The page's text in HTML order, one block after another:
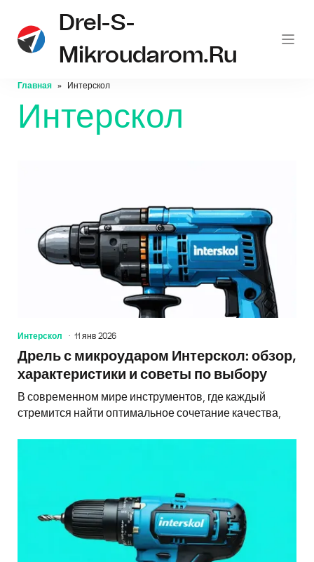
Drel-S-
Mikroudarom.ru
Главная Интерскол
Интерскол
Интерскол 11 янв 2026
Дрель с микроударом Интерскол: обзор,
характеристики и советы по выбору
В современном мире инструментов, где каждый
стремится найти оптимальное сочетание качества,